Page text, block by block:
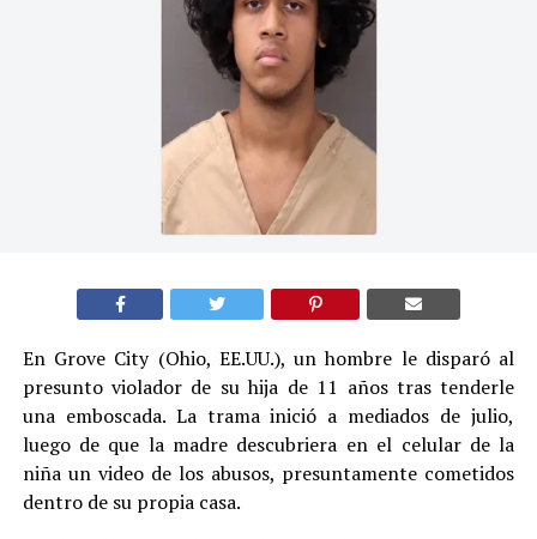
En Grove City (Ohio, EE.UU.), un hombre le disparó al
presunto violador de su hija de 11 años tras tenderle
una emboscada. La trama inició a mediados de julio,
luego de que la madre descubriera en el celular de la
niña un video de los abusos, presuntamente cometidos
dentro de su propia casa.